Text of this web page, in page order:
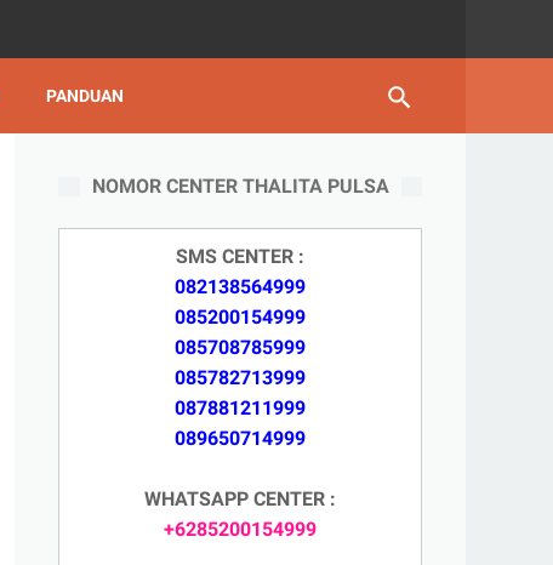
PANDUAN
NOMOR CENTER THALITA PULSA
SMS CENTER :
082138564999
085200154999
085708785999
085782713999
087881211999
089650714999
WHATSAPP CENTER :
+6285200154999